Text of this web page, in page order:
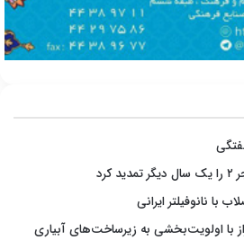
با اولویت‌بخشی به زیرساخت‌های آبیاری